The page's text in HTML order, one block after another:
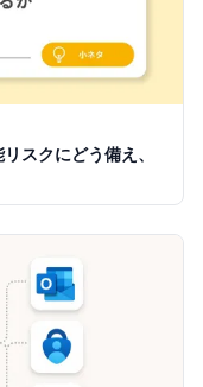
スクにどう備え、